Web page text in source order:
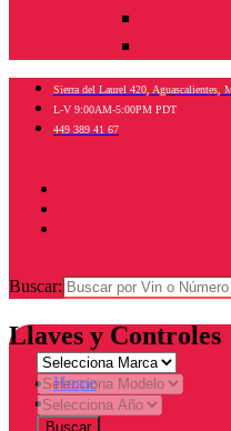
Sierra del Laurel 420, Aguascalientes,
L-V 9:00AM-5:00PM PDT
449 389 41 67
Buscar:
Llaves y Controles
Home
Tienda
Buscar